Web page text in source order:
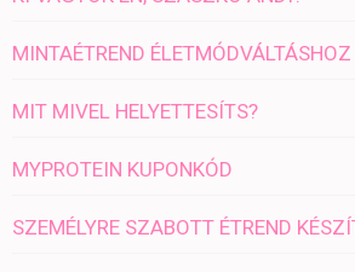
MINTAÉTREND ÉLETMÓDVÁLTÁSHOZ
MIT MIVEL HELYETTESÍTS?
MYPROTEIN KUPONKÓD
SZEMÉLYRE SZABOTT ÉTREND